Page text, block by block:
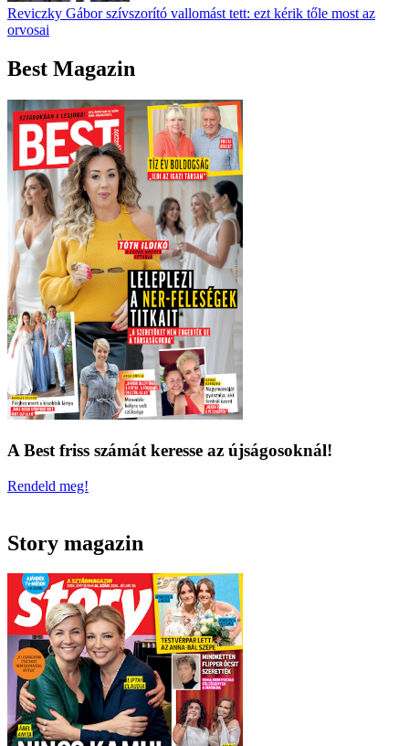
Reviczky Gábor szívszorító vallomást tett: ezt kérik tőle most az
orvosai
Best Magazin
A Best friss számát keresse az újságosoknál!
Rendeld meg!
Story magazin